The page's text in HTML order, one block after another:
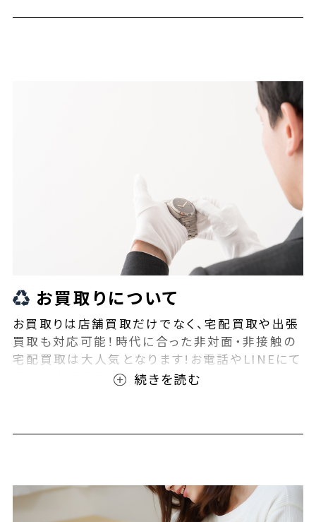
お買取りについて
お買取りは店舗買取だけでなく、宅配買取や出張
買取も対応可能！時代に合った非対面・非接触の
宅配買取は大人気となります!お電話やLINEにて
事前査定が可能となっております！また無料の宅